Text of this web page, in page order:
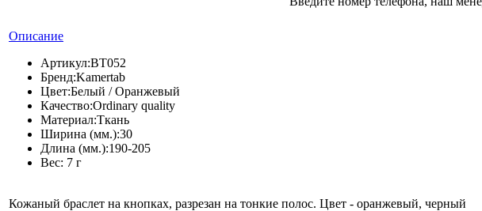
Описание
Артикул:BT052
Бренд:Kamertab
Цвет:Белый / Оранжевый
Качество:Ordinary quality
Материал:Ткань
Ширина (мм.):30
Длина (мм.):190-205
Вес: 7 г
Кожаный браслет на кнопках, разрезан на тонкие полос. Цвет - оранжевый, черный